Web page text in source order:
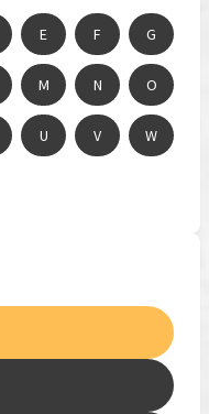
E F G
M N O
U V W